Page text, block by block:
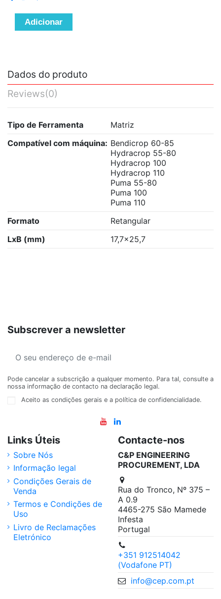
Adicionar
Dados do produto
Reviews(0)
Tipo de Ferramenta
Matriz
Compatível com máquina: Bendicrop 60-85
Hydracrop 55-80
Hydracrop 100
Hydracrop 110
Puma 55-80
Puma 100
Puma 110
Formato
Retangular
LxB (mm)
17,7x25,7
Subscrever a newsletter
Pode cancelar a subscrição a qualquer momento. Para tal, consulte a
nossa informação de contacto na declaração legal.
Aceito as condições gerais e a política de confidencialidade.
Links Úteis
Sobre Nós
Informação legal
Condições Gerais de
Venda
Termos e Condições de
Uso
Livro de Reclamações
Eletrónico
Contacte-nos
C&P ENGINEERING
PROCUREMENT, LDA
Rua do Tronco, Nº 375 –
A 0.9
4465-275 São Mamede
Infesta
Portugal
+351 912514042
(Vodafone PT)
info@cep.com.pt